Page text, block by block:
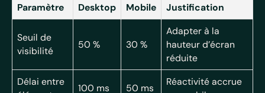
Paramètre Desktop Mobile Justification
Seuil de
visibilité
50 % 30 %
Adapter à la
hauteur d’écran
réduite
Délai entre
100 ms 50 ms
Réactivité accrue